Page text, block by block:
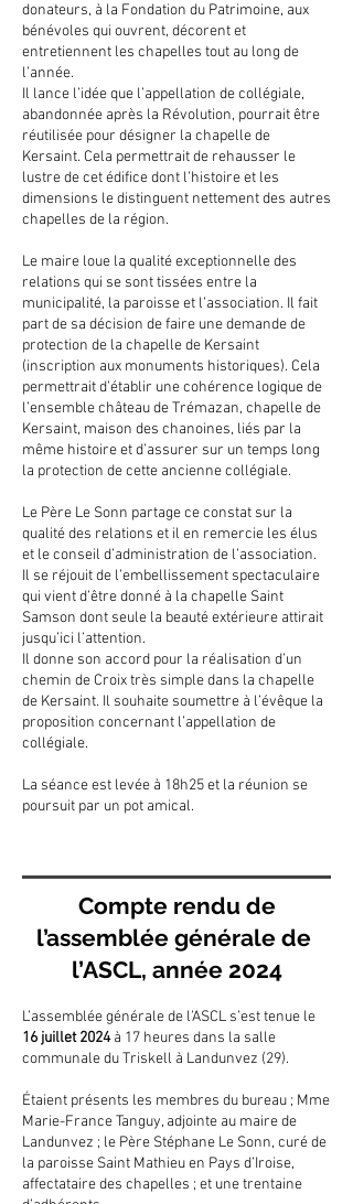
donateurs, à la Fondation du Patrimoine, aux
bénévoles qui ouvrent, décorent et
entretiennent les chapelles tout au long de
l’année.
Il lance l’idée que l’appellation de collégiale,
abandonnée après la Révolution, pourrait être
réutilisée pour désigner la chapelle de
Kersaint. Cela permettrait de rehausser le
lustre de cet édifice dont l’histoire et les
dimensions le distinguent nettement des autres
chapelles de la région.
Le maire loue la qualité exceptionnelle des
relations qui se sont tissées entre la
municipalité, la paroisse et l’association. Il fait
part de sa décision de faire une demande de
protection de la chapelle de Kersaint
(inscription aux monuments historiques). Cela
permettrait d’établir une cohérence logique de
l’ensemble château de Trémazan, chapelle de
Kersaint, maison des chanoines, liés par la
même histoire et d’assurer sur un temps long
la protection de cette ancienne collégiale.
Le Père Le Sonn partage ce constat sur la
qualité des relations et il en remercie les élus
et le conseil d’administration de l’association.
Il se réjouit de l’embellissement spectaculaire
qui vient d’être donné à la chapelle Saint
Samson dont seule la beauté extérieure attirait
jusqu’ici l’attention.
Il donne son accord pour la réalisation d’un
chemin de Croix très simple dans la chapelle
de Kersaint. Il souhaite soumettre à l’évêque la
proposition concernant l’appellation de
collégiale.
La séance est levée à 18h25 et la réunion se
poursuit par un pot amical.
Compte rendu de
l’assemblée générale de
l’ASCL, année 2024
L’assemblée générale de l’ASCL s’est tenue le
16 juillet 2024à 17 heures dans la salle
communale du Triskell à Landunvez (29).
Étaient présents les membres du bureau ; Mme
Marie-France Tanguy, adjointe au maire de
Landunvez ; le Père Stéphane Le Sonn, curé de
la paroisse Saint Mathieu en Pays d’Iroise,
affectataire des chapelles ; et une trentaine